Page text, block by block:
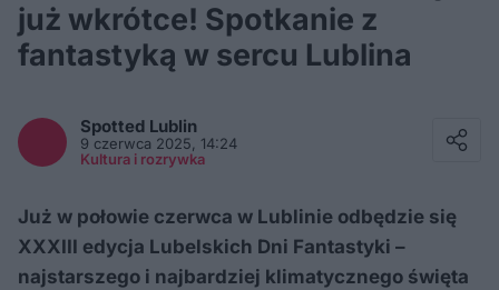
już wkrótce! Spotkanie z
fantastyką w sercu Lublina
Spotted Lublin
9 czerwca 2025, 14:24
Kultura i rozrywka
Już w połowie czerwca w Lublinie odbędzie się
XXXIII edycja Lubelskich Dni Fantastyki –
najstarszego i najbardziej klimatycznego święta